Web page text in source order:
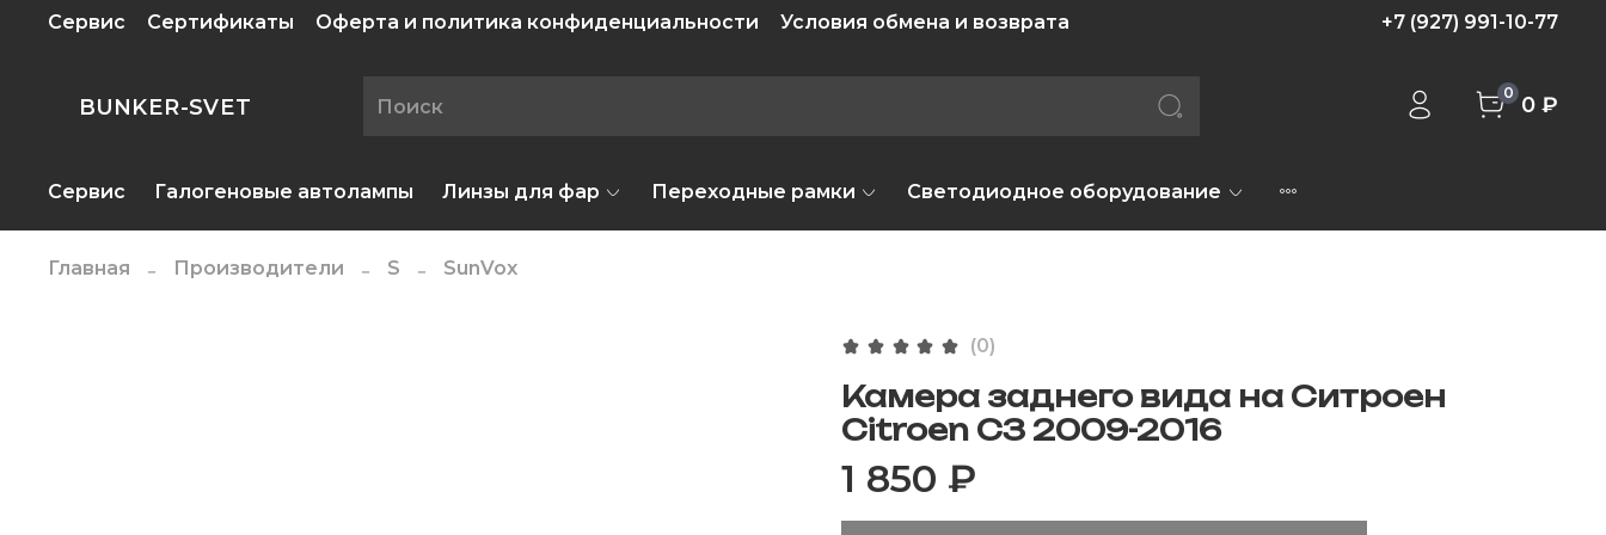
Сервис Сертификаты Оферта и политика конфиденциальности Условия обмена и возврата +7 (927) 991-10-77
BUNKER-SVET
0 0 ₽
Сервис Галогеновые автолампы Линзы для фар Переходные рамки Светодиодное оборудование
Главная Производители S SunVox
(0)
Камера заднего вида на Ситроен
Citroen C3 2009-2016
1 850 ₽